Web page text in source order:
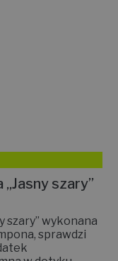
szary”
szary” wykonana
sprawdzi